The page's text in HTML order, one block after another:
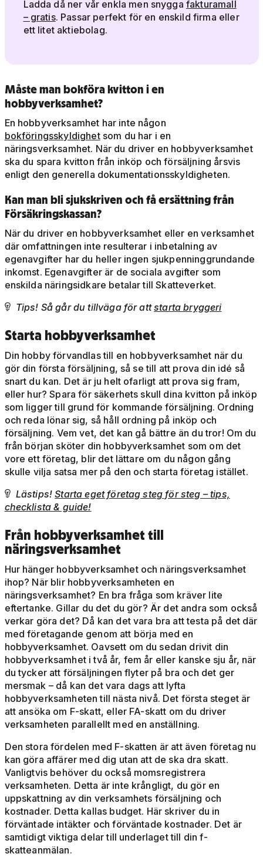
Ladda då ner vår enkla men snygga fakturamall
– gratis. Passar perfekt för en enskild firma eller
ett litet aktiebolag.
Måste man bokföra kvitton i en
hobbyverksamhet?
En hobbyverksamhet har inte någon
bokföringsskyldighetsom du har i en
näringsverksamhet. När du driver en hobbyverksamhet
ska du spara kvitton från inköp och försäljning årsvis
enligt den generella dokumentationsskyldigheten.
Kan man bli sjukskriven och få ersättning från
Försäkringskassan?
När du driver en hobbyverksamhet eller en verksamhet
där omfattningen inte resulterar i inbetalning av
egenavgifter har du heller ingen sjukpenninggrundande
inkomst. Egenavgifter är de sociala avgifter som
enskilda näringsidkare betalar till Skatteverket.
 Tips! Så går du tillväga för attstarta bryggeri
Starta hobbyverksamhet
Din hobby förvandlas till en hobbyverksamhet när du
gör din första försäljning, så se till att prova din idé så
snart du kan. Det är ju helt ofarligt att prova sig fram,
eller hur? Spara för säkerhets skull dina kvitton på inköp
som ligger till grund för kommande försäljning. Ordning
och reda lönar sig, så håll ordning på inköp och
försäljning. Vem vet, det kan gå bättre än du tror! Om du
från början sköter din hobbyverksamhet som om det
vore ett företag, blir det lättare om du någon gång
skulle vilja satsa mer på den och starta företag istället.
 Lästips!Starta eget företag steg för steg – tips,
checklista & guide!
Från hobbyverksamhet till
näringsverksamhet
Hur hänger hobbyverksamhet och näringsverksamhet
ihop? När blir hobbyverksamheten en
näringsverksamhet? En bra fråga som kräver lite
eftertanke. Gillar du det du gör? Är det andra som också
verkar göra det? Då kan det vara bra att testa på det där
med företagande genom att börja med en
hobbyverksamhet. Oavsett om du sedan drivit din
hobbyverksamhet i två år, fem år eller kanske sju år, när
du tycker att försäljningen flyter på bra och det ger
mersmak – då kan det vara dags att lyfta
hobbyverksamheten till nästa nivå. Det första steget är
att ansöka om F-skatt, eller FA-skatt om du driver
verksamheten parallellt med en anställning.
Den stora fördelen med F-skatten är att även företag nu
kan göra affärer med dig utan att de ska dra skatt.
Vanligtvis behöver du också momsregistrera
verksamheten. Detta är inte krångligt, du gör en
uppskattning av din verksamhets försäljning och
kostnader. Detta kallas budget. Här skriver du in
förväntade intäkter och förväntade kostnader. Det är
samtidigt viktiga delar till underlaget till din f-
skatteanmälan.